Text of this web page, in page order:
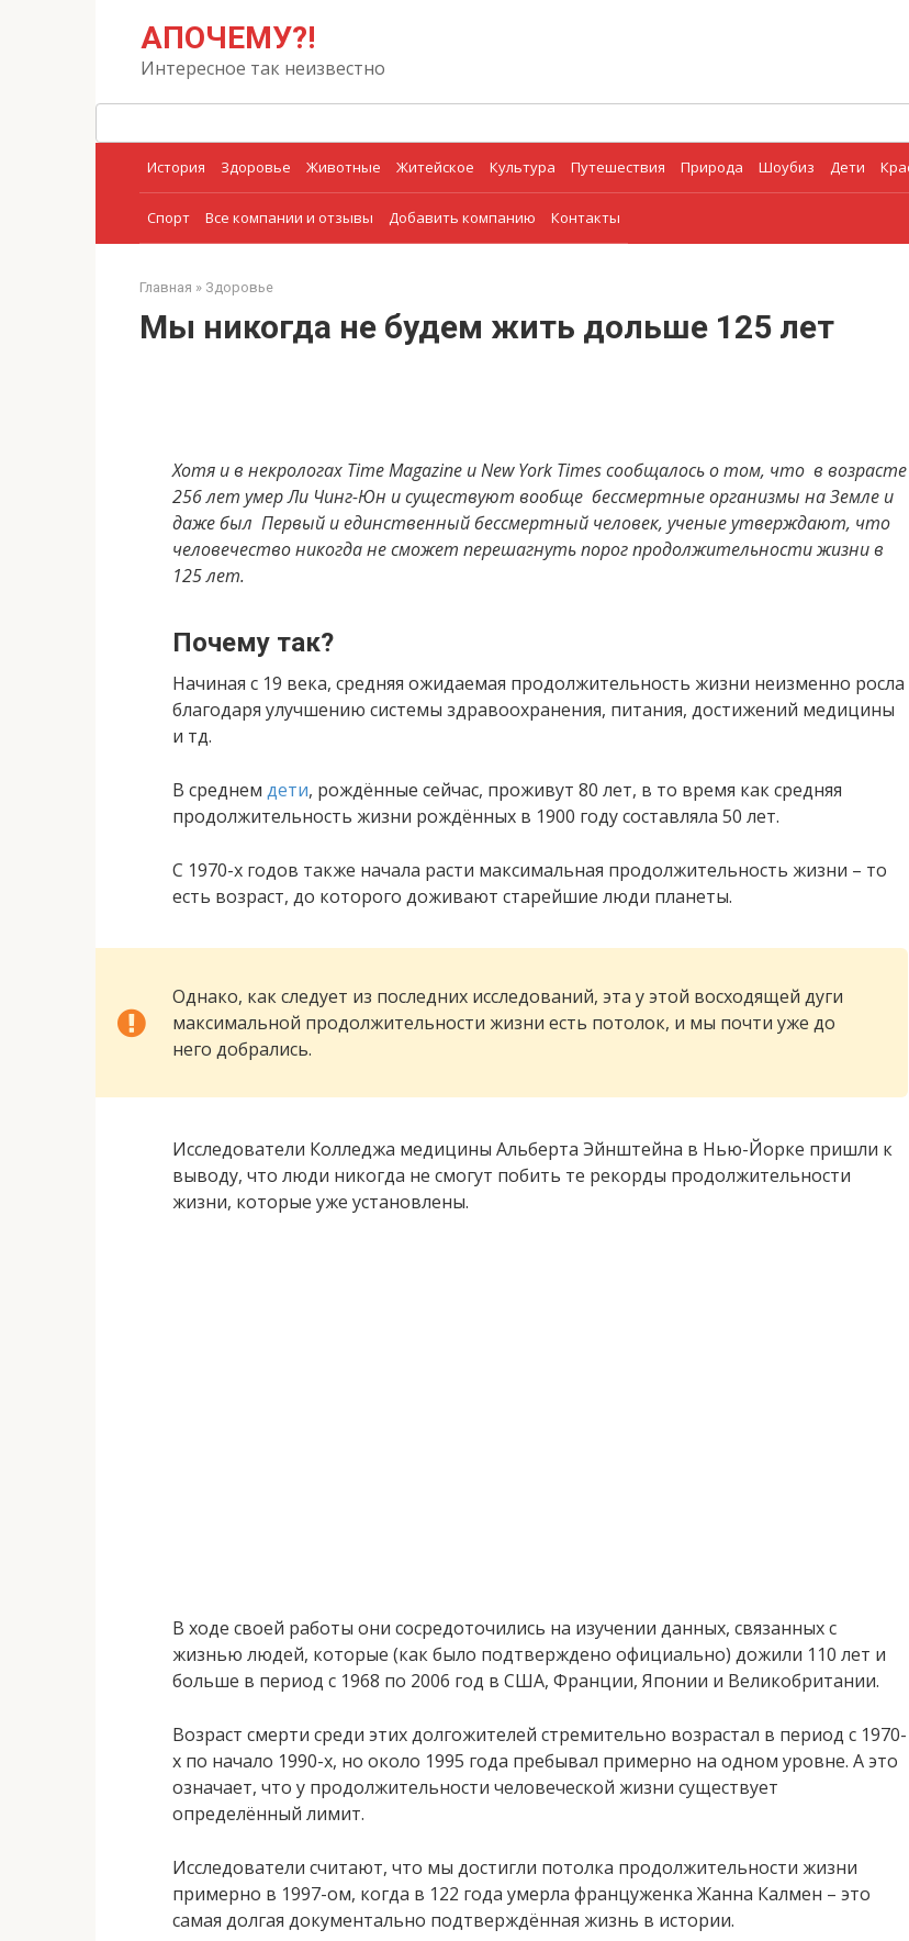
АПОЧЕМУ?!
Интересное так неизвестно
История Здоровье Животные Житейское Культура Путешествия Природа Шоубиз Дети
Спорт Все компании и отзывы Добавить компанию Контакты
Главная » Здоровье
Мы никогда не будем жить дольше 125 лет
Хотя и в некрологах Time Magazine и New York Times сообщалось о том, что в возрасте
256 лет умер Ли Чинг-Юн и существуют вообще бессмертные организмы на Земле и
даже был Первый и единственный бессмертный человек, ученые утверждают, что
человечество никогда не сможет перешагнуть порог продолжительности жизни в
125 лет.
Почему так?
Начиная с 19 века, средняя ожидаемая продолжительность жизни неизменно росла
благодаря улучшению системы здравоохранения, питания, достижений медицины
и тд.
В среднем дети, рождённые сейчас, проживут 80 лет, в то время как средняя
продолжительность жизни рождённых в 1900 году составляла 50 лет.
С 1970-х годов также начала расти максимальная продолжительность жизни – то
есть возраст, до которого доживают старейшие люди планеты.
Однако, как следует из последних исследований, эта у этой восходящей дуги
максимальной продолжительности жизни есть потолок, и мы почти уже до
него добрались.
Исследователи Колледжа медицины Альберта Эйнштейна в Нью-Йорке пришли к
выводу, что люди никогда не смогут побить те рекорды продолжительности
жизни, которые уже установлены.
В ходе своей работы они сосредоточились на изучении данных, связанных с
жизнью людей, которые (как было подтверждено официально) дожили 110 лет и
больше в период с 1968 по 2006 год в США, Франции, Японии и Великобритании.
Возраст смерти среди этих долгожителей стремительно возрастал в период с 1970-
х по начало 1990-х, но около 1995 года пребывал примерно на одном уровне. А это
означает, что у продолжительности человеческой жизни существует
определённый лимит.
Исследователи считают, что мы достигли потолка продолжительности жизни
примерно в 1997-ом, когда в 122 года умерла француженка Жанна Калмен – это
самая долгая документально подтверждённая жизнь в истории.